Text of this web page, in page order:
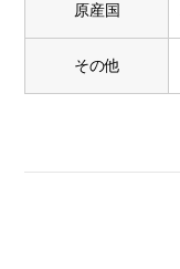
原産国
その他